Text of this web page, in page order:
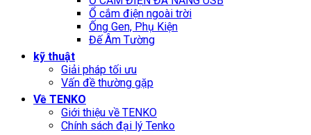
Ổ cắm điện ngoài trời
Ống Gen, Phụ Kiện
Đế Âm Tường
kỹ thuật
Giải pháp tối ưu
Vấn đề thường gặp
Về TENKO
Giới thiệu về TENKO
Chính sách đại lý Tenko